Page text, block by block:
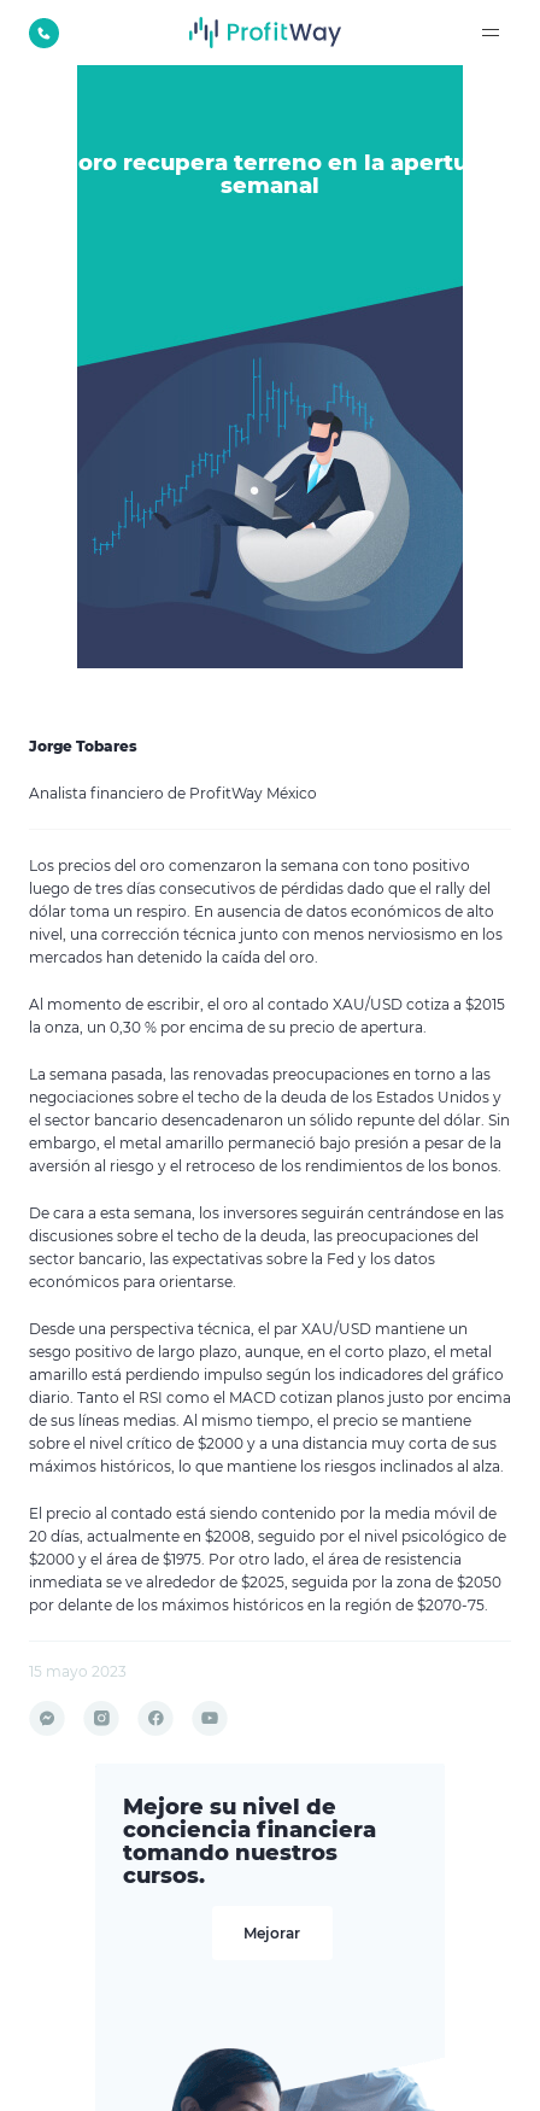
El oro recupera terreno en la apertura
semanal
Jorge Tobares
Analista financiero de ProfitWay México
Los precios del oro comenzaron la semana con tono positivo
luego de tres días consecutivos de pérdidas dado que el rally del
dólar toma un respiro. En ausencia de datos económicos de alto
nivel, una corrección técnica junto con menos nerviosismo en los
mercados han detenido la caída del oro.
Al momento de escribir, el oro al contado XAU/USD cotiza a $2015
la onza, un 0,30 % por encima de su precio de apertura.
La semana pasada, las renovadas preocupaciones en torno a las
negociaciones sobre el techo de la deuda de los Estados Unidos y
el sector bancario desencadenaron un sólido repunte del dólar. Sin
embargo, el metal amarillo permaneció bajo presión a pesar de la
aversión al riesgo y el retroceso de los rendimientos de los bonos.
De cara a esta semana, los inversores seguirán centrándose en las
discusiones sobre el techo de la deuda, las preocupaciones del
sector bancario, las expectativas sobre la Fed y los datos
económicos para orientarse.
Desde una perspectiva técnica, el par XAU/USD mantiene un
sesgo positivo de largo plazo, aunque, en el corto plazo, el metal
amarillo está perdiendo impulso según los indicadores del gráfico
diario. Tanto el RSI como el MACD cotizan planos justo por encima
de sus líneas medias. Al mismo tiempo, el precio se mantiene
sobre el nivel crítico de $2000 y a una distancia muy corta de sus
máximos históricos, lo que mantiene los riesgos inclinados al alza.
El precio al contado está siendo contenido por la media móvil de
20 días, actualmente en $2008, seguido por el nivel psicológico de
$2000 y el área de $1975. Por otro lado, el área de resistencia
inmediata se ve alrededor de $2025, seguida por la zona de $2050
por delante de los máximos históricos en la región de $2070-75.
15 mayo 2023
Mejore su nivel de
conciencia financiera
tomando nuestros
cursos.
Mejorar